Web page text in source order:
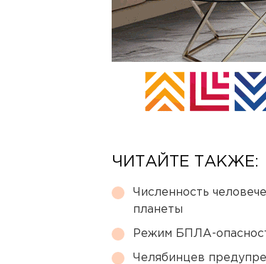
ЧИТАЙТЕ ТАКЖЕ:
Численность
планеты
Режим БПЛА-
Челябинцев